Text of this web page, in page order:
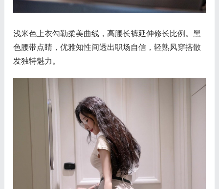
浅米色上衣勾勒柔美曲线，高腰长裤延伸修长比例。黑
色腰带点睛，优雅知性间透出职场自信，轻熟风穿搭散
发独特魅力。